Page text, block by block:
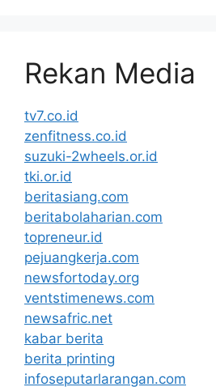
Rekan Media
tv7.co.id
zenfitness.co.id
suzuki-2wheels.or.id
tki.or.id
beritasiang.com
beritabolaharian.com
topreneur.id
pejuangkerja.com
newsfortoday.org
ventstimenews.com
newsafric.net
kabar berita
berita printing
infoseputarlarangan.com